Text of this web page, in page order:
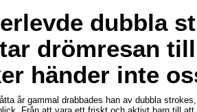
dubbla
drömresan
händer inte
år gammal drabbades han av dubbla